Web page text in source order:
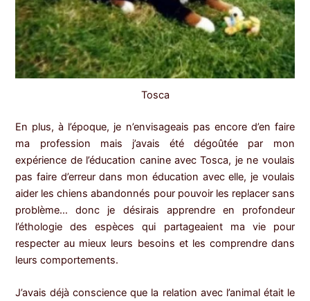
Tosca
En plus, à l’époque, je n’envisageais pas encore d’en faire
ma profession mais j’avais été dégoûtée par mon
expérience de l’éducation canine avec Tosca, je ne voulais
pas faire d’erreur dans mon éducation avec elle, je voulais
aider les chiens abandonnés pour pouvoir les replacer sans
problème… donc je désirais apprendre en profondeur
l’éthologie des espèces qui partageaient ma vie pour
respecter au mieux leurs besoins et les comprendre dans
leurs comportements.
J’avais déjà conscience que la relation avec l’animal était le